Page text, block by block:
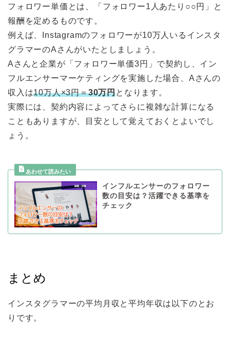
フォロワー単価とは、「フォロワー1人あたり○○円」と
報酬を定めるものです。
例えば、Instagramのフォロワーが10万人いるインスタ
グラマーのAさんがいたとしましょう。
Aさんと企業が「フォロワー単価3円」で契約し、イン
フルエンサーマーケティングを実施した場合、Aさんの
収入は10万人×3円＝30万円となります。
実際には、契約内容によってさらに複雑な計算になる
こともありますが、目安として覚えておくとよいでし
ょう。
インフルエンサーのフォロワー
数の目安は？活躍できる基準を
チェック
まとめ
インスタグラマーの平均月収と平均年収は以下のとお
りです。